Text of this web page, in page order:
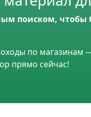
поиском,
по магазинам
прямо сейчас!